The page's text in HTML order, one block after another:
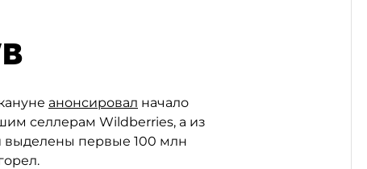
анонсировал начало
селлерам Wildberries, а из
выделены первые 100 млн